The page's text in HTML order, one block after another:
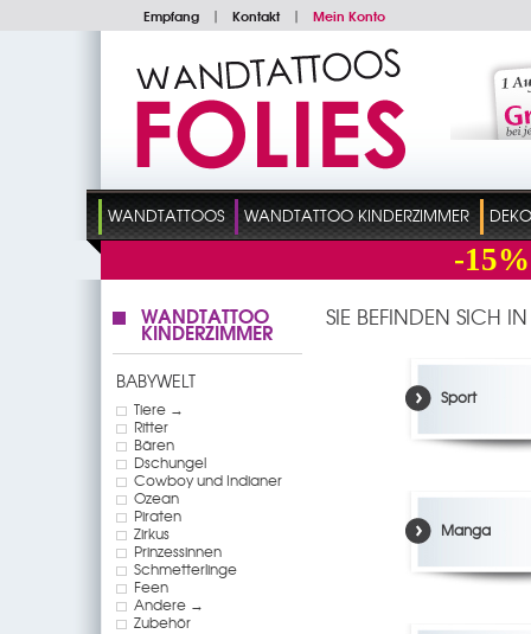
Empfang | Kontakt | Mein Konto
WANDTATTOOS WANDTATTOO KINDERZIMMER
-15%
WANDTATTOO
KINDERZIMMER
BABYWELT
Tiere →
Ritter
Bären
Dschungel
Cowboy und Indianer
Ozean
Piraten
Zirkus
Prinzessinnen
Schmetterlinge
Feen
Andere →
Zubehör
SIE BEFINDEN SICH
Sport
Manga